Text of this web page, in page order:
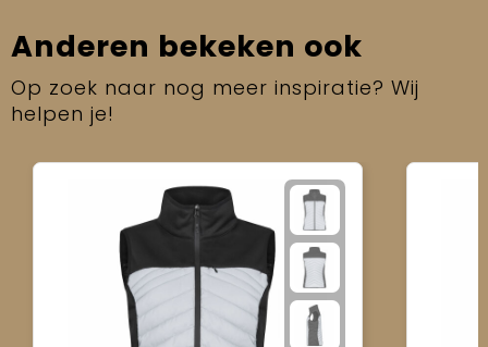
Anderen bekeken ook
Op zoek naar nog meer inspiratie? Wij
helpen je!